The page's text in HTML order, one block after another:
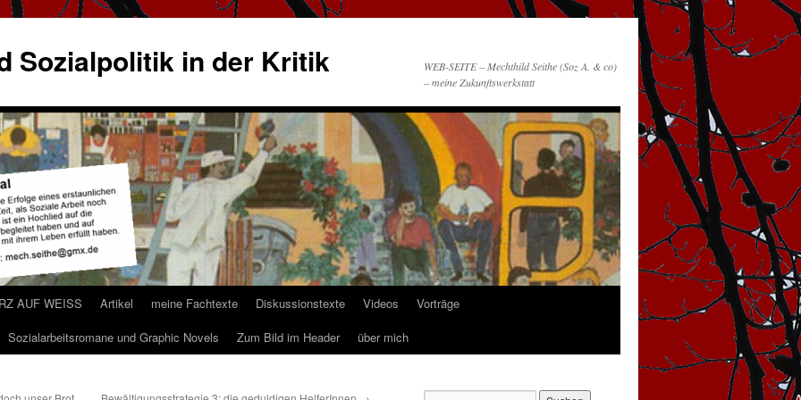
Sozialpolitik in der Kritik
WEB-SEITE – Mechthild Seithe (Soz A. & co)
– meine Zukunftswerkstatt
AUF WEISS Artikel meine Fachtexte Diskussionstexte Videos
Vorträge
Sozialarbeitsromane und Graphic Novels Zum Bild im Header über mich